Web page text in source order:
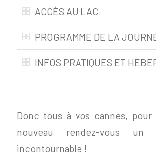
ACCÈS AU LAC
PROGRAMME DE LA
INFOS PRATIQUES ET
Donc tous à vos cannes,
nouveau rendez-vous un
incontournable !